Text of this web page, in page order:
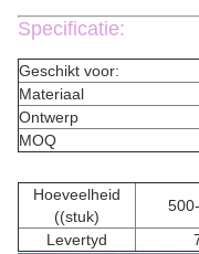
Specificatie:
Geschikt voor:
Materiaal
Ontwerp
MOQ
Hoeveelheid
((stuk)
Levertyd